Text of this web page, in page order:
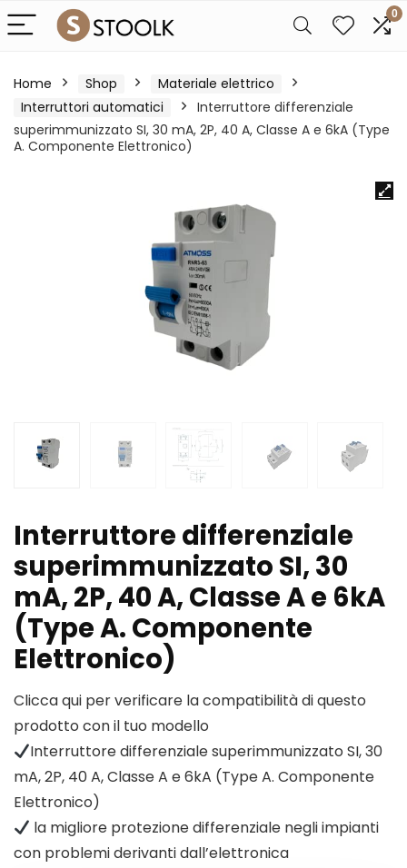
0
Home Shop
Materiale elettrico
Interruttori automatici
Interruttore differenziale
superimmunizzato SI, 30 mA, 2P, 40 A, Classe A e 6kA (Type
A. Componente Elettronico)
Interruttore differenziale
superimmunizzato SI, 30
mA, 2P, 40 A, Classe A e 6kA
(Type A. Componente
Elettronico)
Clicca qui per verificare la compatibilità di questo
prodotto con il tuo modello
Interruttore differenziale superimmunizzato SI, 30
mA, 2P, 40 A, Classe A e 6kA (Type A. Componente
Elettronico)
la migliore protezione differenziale negli impianti
con problemi derivanti dall’elettronica